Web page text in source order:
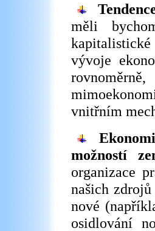
měli
vývoje
vnitřním
možností
organizace
našich
nové
osidlování